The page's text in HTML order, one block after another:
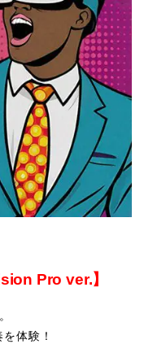
Pro ver.】
体験！